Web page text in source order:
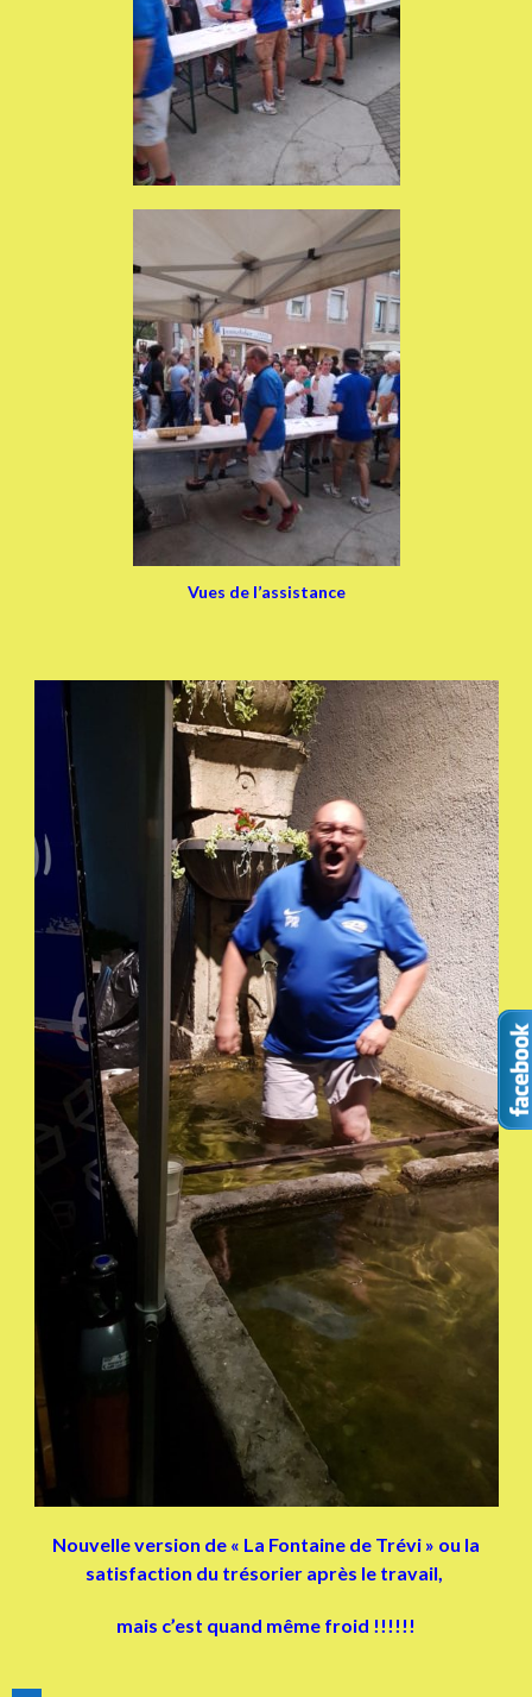
Vues de l’assistance
Nouvelle version de « La Fontaine de Trévi » ou la
satisfaction du trésorier après le travail,
mais c’est quand même froid !!!!!!